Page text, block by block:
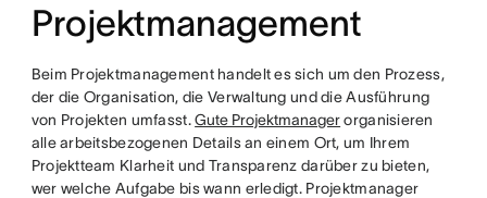
Projektmanagement
Beim Projektmanagement handelt es sich um den Prozess,
der die Organisation, die Verwaltung und die Ausführung
von Projekten umfasst.Gute Projektmanagerorganisieren
alle arbeitsbezogenen Details an einem Ort, um Ihrem
Projektteam Klarheit und Transparenz darüber zu bieten,
wer welche Aufgabe bis wann erledigt. Projektmanager